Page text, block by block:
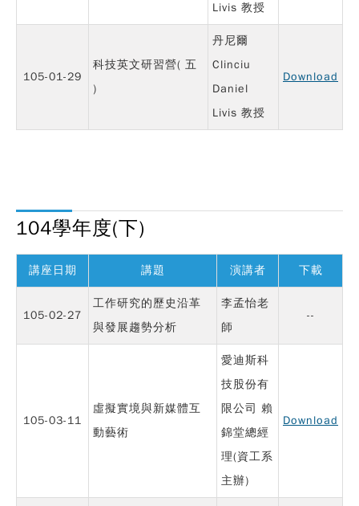
Livis 教授
105-01-29
科技英文研習營( 五
)
丹尼爾
Clinciu
Daniel
Livis 教授
Download
104學年度(下)
講座日期 講題 演講者 下載
105-02-27
工作研究的歷史沿革
與發展趨勢分析
李孟怡老
師
--
105-03-11
虛擬實境與新媒體互
動藝術
愛迪斯科
技股份有
限公司 賴
錦堂總經
理(資工系
主辦)
Download